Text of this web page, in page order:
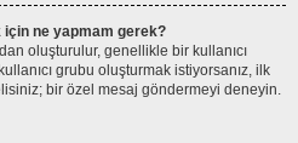
için ne yapmam gerek?
oluşturulur, genellikle bir kullanıcı
grubu oluşturmak istiyorsanız, ilk
bir özel mesaj göndermeyi deneyin.